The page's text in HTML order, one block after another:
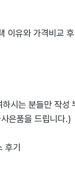
이유와 가격비교 후
시는 분들만 작성
은품을 드립니다.)
후기